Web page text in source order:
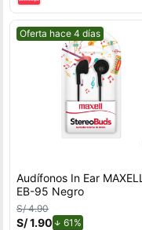
Mejor precio.
Oferta hace 4 días
Audífonos In Ear MAXELL
EB-95 Negro
S/ 4.90
S/ 1.90 61%